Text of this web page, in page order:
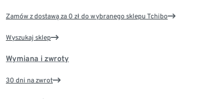
Zamów z dostawą za 0 zł do wybranego sklepu Tchibo
Wyszukaj sklep
Wymiana i zwroty
30 dni na zwrot